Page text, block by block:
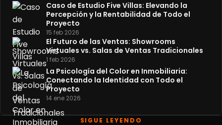
Caso de Estudio Five Villas: Elevando la
Percepción y la Rentabilidad de Todo el
Proyecto
15 feb 2026
El Futuro de las Ventas: Showrooms
Virtuales vs. Salas de Ventas Tradicionales
1 feb 2026
La Psicología del Color en Inmobiliaria:
Conectando la Identidad con Todo el
Proyecto
14 ene 2026
SIGUE LEYENDO